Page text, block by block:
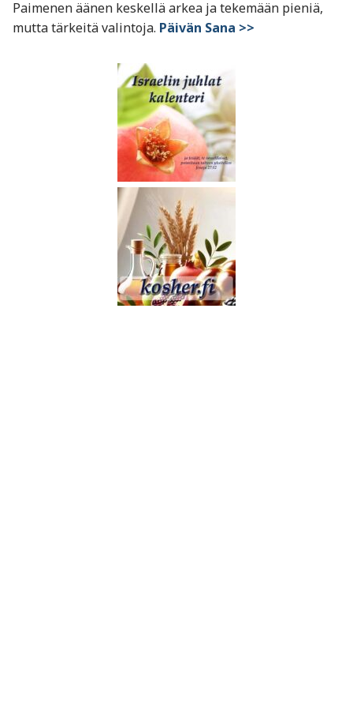
Paimenen äänen keskellä arkea ja tekemään pieniä,
mutta tärkeitä valintoja. Päivän Sana >>